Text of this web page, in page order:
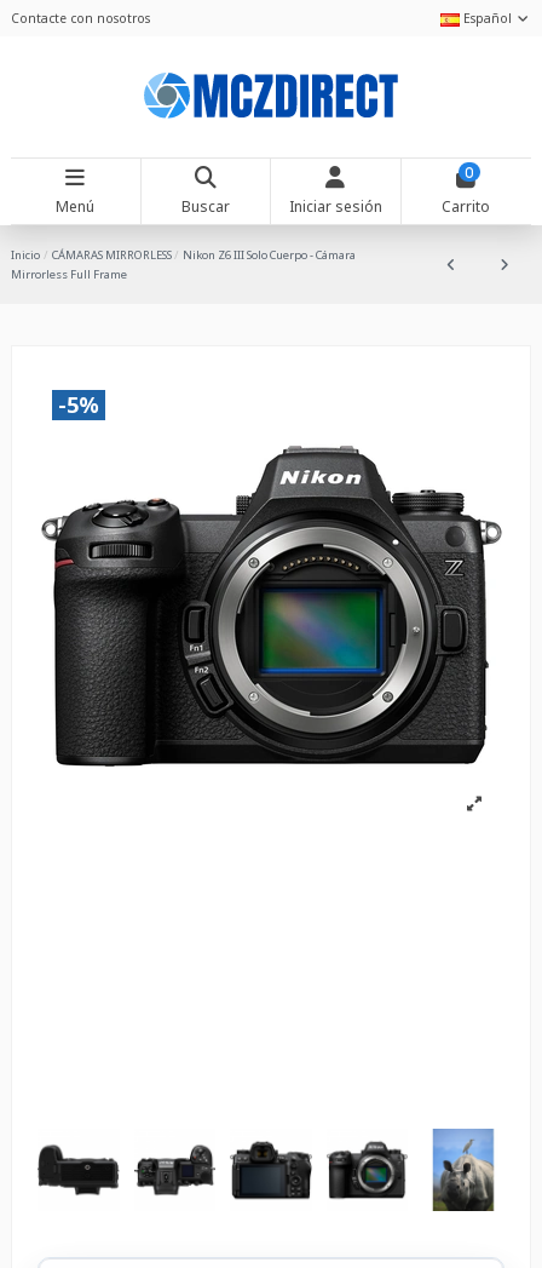
Contacte con nosotros Español
Menú Buscar Iniciar sesión
0
Carrito
Inicio CÁMARAS MIRRORLESS
Nikon Z6 III Solo Cuerpo - Cámara
Mirrorless Full Frame
-5%